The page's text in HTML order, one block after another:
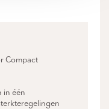
Compact
in één